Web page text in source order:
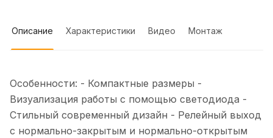
Описание Характеристики Видео Монтаж
Особенности: - Компактные размеры -
Визуализация работы с помощью светодиода -
Стильный современный дизайн - Релейный выход
с нормально-закрытым и нормально-открытым